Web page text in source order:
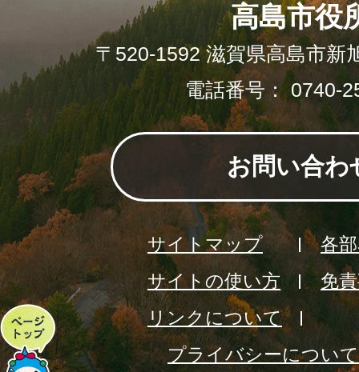
ペ
ー
高島市役
〒520-1592 滋賀県高島市新
電話番号： 0740-
お問い合わ
サイトマップ
各
サイトの使い方
免
リンクについて
プライバシーについて